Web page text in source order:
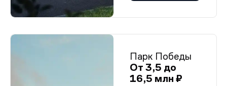
Парк Победы
От 3,5 до
16,5 млн ₽